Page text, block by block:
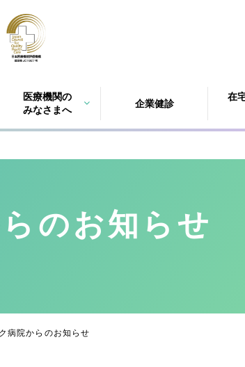
医療機関の
みなさまへ
企業健診
在
のお知らせ
病院からのお知らせ